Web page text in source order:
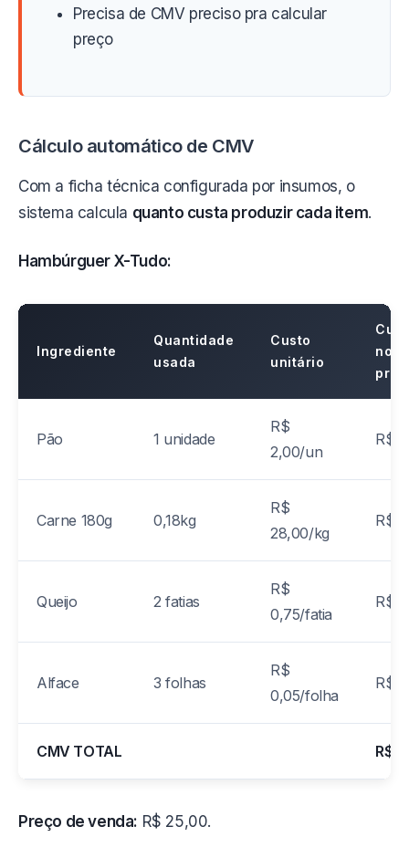
Precisa de CMV preciso pra calcular
preço
Cálculo automático de CMV
Com a ficha técnica configurada por insumos, o
sistema calcula quanto custa produzir cada item.
Hambúrguer X-Tudo:
Ingrediente
Quantidade
usada
Custo
unitário
no
Pão 1 unidade
R$
2,00/un
R$
Carne 180g 0,18kg
R$
28,00/kg
R$
Queijo 2 fatias
R$
0,75/fatia
R$
Alface 3 folhas
R$
0,05/folha
R$
CMV TOTAL R$
Preço de venda: R$ 25,00.